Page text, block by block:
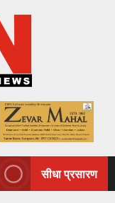
सीधा प्रसारण